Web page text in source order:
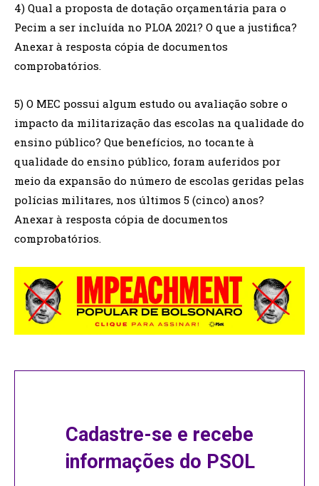
4) Qual a proposta de dotação orçamentária para o
Pecim a ser incluída no PLOA 2021? O que a justifica?
Anexar à resposta cópia de documentos
comprobatórios.
5) O MEC possui algum estudo ou avaliação sobre o
impacto da militarização das escolas na qualidade do
ensino público? Que benefícios, no tocante à
qualidade do ensino público, foram auferidos por
meio da expansão do número de escolas geridas pelas
polícias militares, nos últimos 5 (cinco) anos?
Anexar à resposta cópia de documentos
comprobatórios.
Cadastre-se e recebe
informações do PSOL